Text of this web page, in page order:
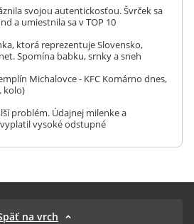
svojou autentickosťou. Švrček sa
a umiestnila sa v TOP 10
ktorá reprezentuje Slovensko,
Spomína babku, srnky a sneh
Michalovce - KFC Komárno dnes,
kolo)
problém. Údajnej milenke a
vysoké odstupné
na vrch